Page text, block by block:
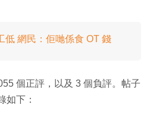
低 網民：佢哋係食 OT 錢
個正評，以及 3 個負評。帖子
如下：